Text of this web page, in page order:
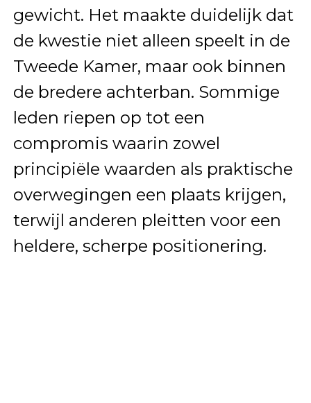
gewicht. Het maakte duidelijk dat
de kwestie niet alleen speelt in de
Tweede Kamer, maar ook binnen
de bredere achterban. Sommige
leden riepen op tot een
compromis waarin zowel
principiële waarden als praktische
overwegingen een plaats krijgen,
terwijl anderen pleitten voor een
heldere, scherpe positionering.